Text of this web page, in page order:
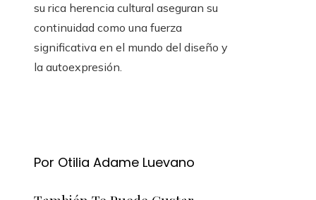
su rica herencia cultural aseguran su
continuidad como una fuerza
significativa en el mundo del diseño y
la autoexpresión.
Por Otilia Adame Luevano